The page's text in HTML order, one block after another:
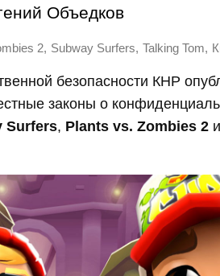
Объедков
2, Subway Surfers, Talking Tom,
безопасности КНР
законы о
Surfers, Plants vs. Zombies 2